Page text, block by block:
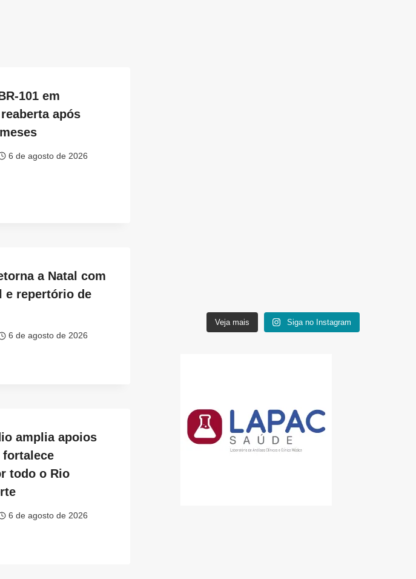
101 em
após
6 de agosto de 2026
a Natal com
e repertório de
6 de agosto de 2026
amplia apoios
fortalece
todo o Rio
6 de agosto de 2026
Veja mais Siga no Instagram